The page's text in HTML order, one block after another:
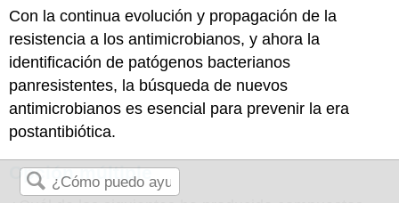
Con la continua evolución y propagación de la
resistencia a los antimicrobianos, y ahora la
identificación de patógenos bacterianos
panresistentes, la búsqueda de nuevos
antimicrobianos es esencial para prevenir la era
postantibiótica.
Opción múltiple